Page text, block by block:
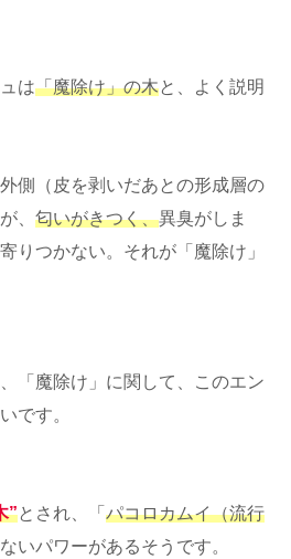
は「魔除け」の木と、よく説明
側（皮を剥いだあとの形成層の
、 匂いがきつく、異臭がしま
りつかない。それが「魔除け」
「魔除け」に関して、このエン
です。
”とされ、「 パコロカムイ（流行
いパワーがあるそうです。